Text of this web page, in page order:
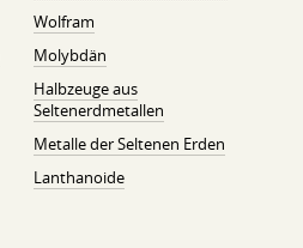
Wolfram
Molybdän
Halbzeuge aus
Seltenerdmetallen
Metalle der Seltenen Erden
Lanthanoide